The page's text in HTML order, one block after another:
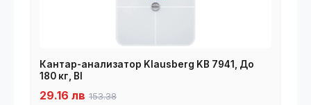
Кантар-анализатор Klausberg KB 7941, До
180 кг, BI
29.16 лв 153.38